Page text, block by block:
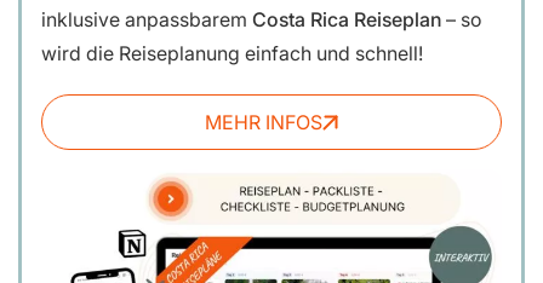
inklusive anpassbarem Costa Rica Reiseplan – so
wird die Reiseplanung einfach und schnell!
MEHR INFOS